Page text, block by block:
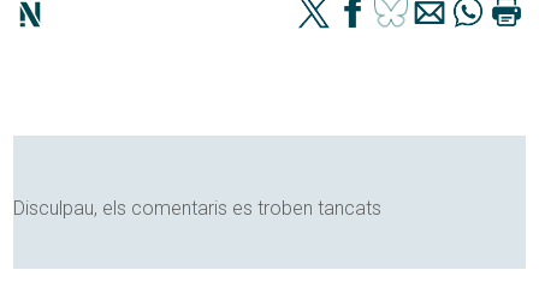
Disculpau, els comentaris es troben tancats